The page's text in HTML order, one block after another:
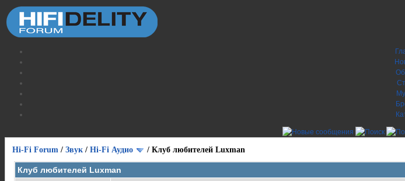
Hi-Fi Forum / Звук / Hi-Fi Аудио / Клуб любителей Luxman
Клуб любителей Luxman